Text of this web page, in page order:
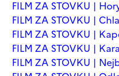
FILM ZA STOVKU |
FILM ZA STOVKU |
FILM ZA STOVKU |
FILM ZA STOVKU |
FILM ZA STOVKU |